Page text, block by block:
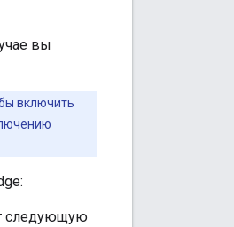
вы
включить
следующую